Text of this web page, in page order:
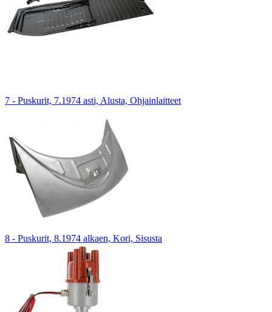
7 - Puskurit, 7.1974 asti, Alusta, Ohjainlaitteet
8 - Puskurit, 8.1974 alkaen, Kori, Sisusta